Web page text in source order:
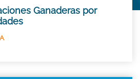
Ganaderas por